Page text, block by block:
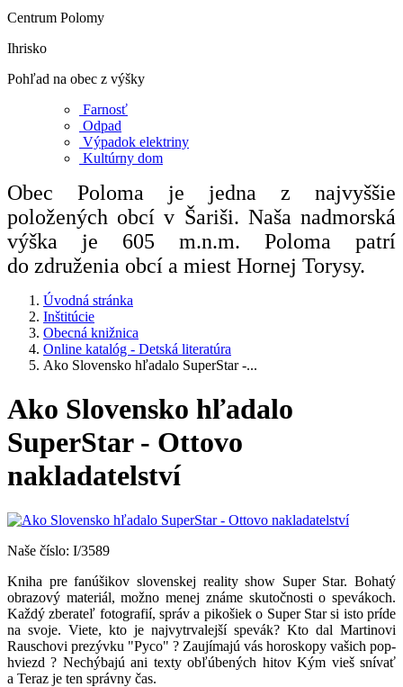
Centrum Polomy
Ihrisko
Pohľad na obec z výšky
Farnosť
Odpad
Výpadok elektriny
Kultúrny dom
Obec Poloma je jedna z najvyššie
položených obcí v Šariši. Naša nadmorská
výška je 605 m.n.m. Poloma patrí
do združenia obcí a miest Hornej Torysy.
Úvodná stránka
Inštitúcie
Obecná knižnica
Online katalóg - Detská literatúra
Ako Slovensko hľadalo SuperStar -...
Ako Slovensko hľadalo
SuperStar - Ottovo
nakladatelství
Naše číslo: I/3589
Kniha pre fanúšikov slovenskej reality show Super Star. Bohatý
obrazový materiál, možno menej známe skutočnosti o spevákoch.
Každý zberateľ fotografií, správ a pikošiek o Super Star si isto príde
na svoje. Viete, kto je najvytrvalejší spevák? Kto dal Martinovi
Rauschovi prezývku "Pyco" ? Zaujímajú vás horoskopy vašich pop-
hviezd ? Nechýbajú ani texty obľúbených hitov Kým vieš snívať
a Teraz je ten správny čas.